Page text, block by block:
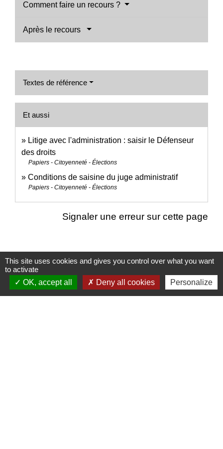
Comment faire un recours ?
Après le recours
Textes de référence
Et aussi
Litige avec l'administration : saisir le Défenseur
des droits
Papiers - Citoyenneté - Élections
Conditions de saisine du juge administratif
Papiers - Citoyenneté - Élections
Signaler une erreur sur cette page
Nous contacter
Commune de Puylaurens
This site uses cookies and gives you control over what you want
to activate
OK, accept all
Deny all cookies Personalize